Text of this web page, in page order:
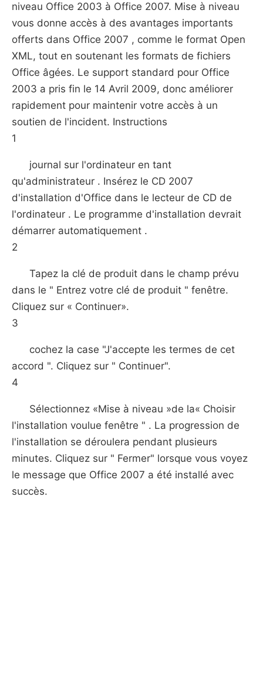
niveau Office 2003 à Office 2007. Mise à niveau
vous donne accès à des avantages importants
offerts dans Office 2007 , comme le format Open
XML, tout en soutenant les formats de fichiers
Office âgées. Le support standard pour Office
2003 a pris fin le 14 Avril 2009, donc améliorer
rapidement pour maintenir votre accès à un
soutien de l'incident. Instructions
1
journal sur l'ordinateur en tant
qu'administrateur . Insérez le CD 2007
d'installation d'Office dans le lecteur de CD de
l'ordinateur . Le programme d'installation devrait
démarrer automatiquement .
2
Tapez la clé de produit dans le champ prévu
dans le " Entrez votre clé de produit " fenêtre.
Cliquez sur « Continuer».
3
cochez la case "J'accepte les termes de cet
accord ". Cliquez sur " Continuer".
4
Sélectionnez «Mise à niveau »de la« Choisir
l'installation voulue fenêtre " . La progression de
l'installation se déroulera pendant plusieurs
minutes. Cliquez sur " Fermer" lorsque vous voyez
le message que Office 2007 a ​​été installé avec
succès.